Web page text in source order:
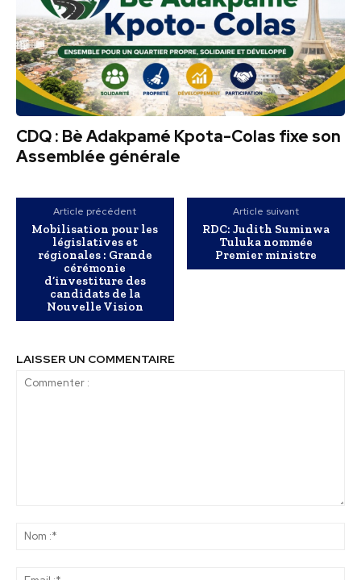
CDQ : Bè Adakpamé Kpota-Colas fixe son
Assemblée générale
Article précédent
Mobilisation pour les
législatives et
régionales : Grande
cérémonie
d’investiture des
candidats de la
Nouvelle Vision
Article suivant
RDC: Judith Suminwa
Tuluka nommée
Premier ministre
LAISSER UN COMMENTAIRE